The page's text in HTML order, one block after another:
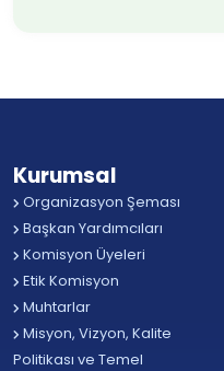
Kurumsal
Organizasyon Şeması
Başkan Yardımcıları
Komisyon Üyeleri
Etik Komisyon
Muhtarlar
Misyon, Vizyon, Kalite
Politikası ve Temel